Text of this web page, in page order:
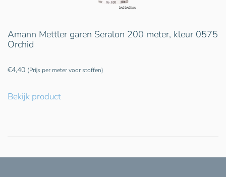
Amann Mettler garen Seralon 200 meter, kleur 0575
Orchid
€4,40 (Prijs per meter voor stoffen)
Bekijk product